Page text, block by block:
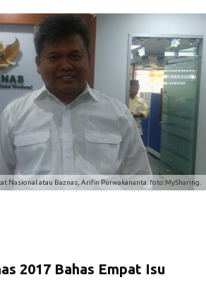
Nasional atau Baznas, Arifin Purwakananta. foto:MySharing.
2017 Bahas Empat Isu